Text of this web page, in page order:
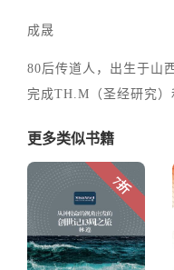
成晟
80后传道人，出生于山
完成TH.M（圣经研究）
更多类似书籍